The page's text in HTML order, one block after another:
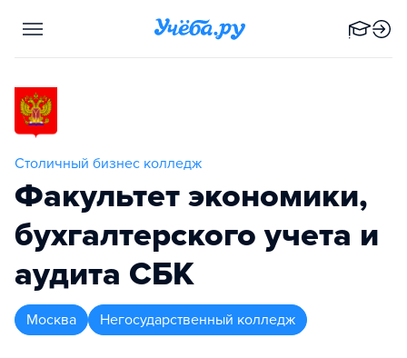
Столичный бизнес колледж
Факультет экономики,
бухгалтерского учета и
аудита СБК
Москва Негосударственный колледж